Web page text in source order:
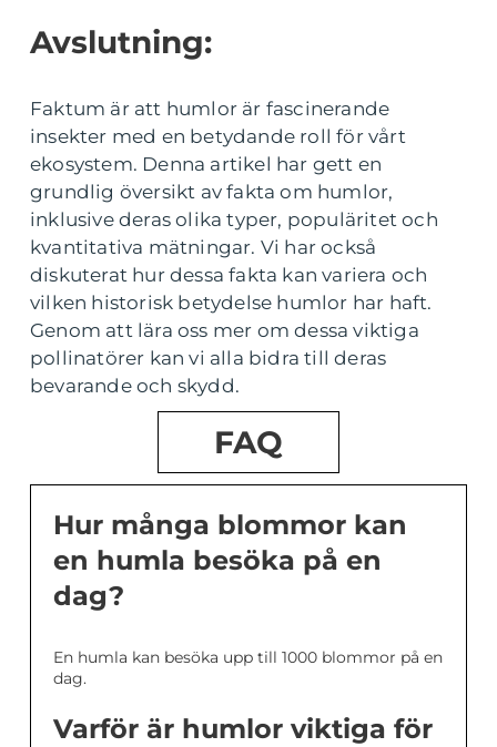
Avslutning:
Faktum är att humlor är fascinerande
insekter med en betydande roll för vårt
ekosystem. Denna artikel har gett en
grundlig översikt av fakta om humlor,
inklusive deras olika typer, populäritet och
kvantitativa mätningar. Vi har också
diskuterat hur dessa fakta kan variera och
vilken historisk betydelse humlor har haft.
Genom att lära oss mer om dessa viktiga
pollinatörer kan vi alla bidra till deras
bevarande och skydd.
FAQ
Hur många blommor kan
en humla besöka på en
dag?
En humla kan besöka upp till 1000 blommor på en
dag.
Varför är humlor viktiga för